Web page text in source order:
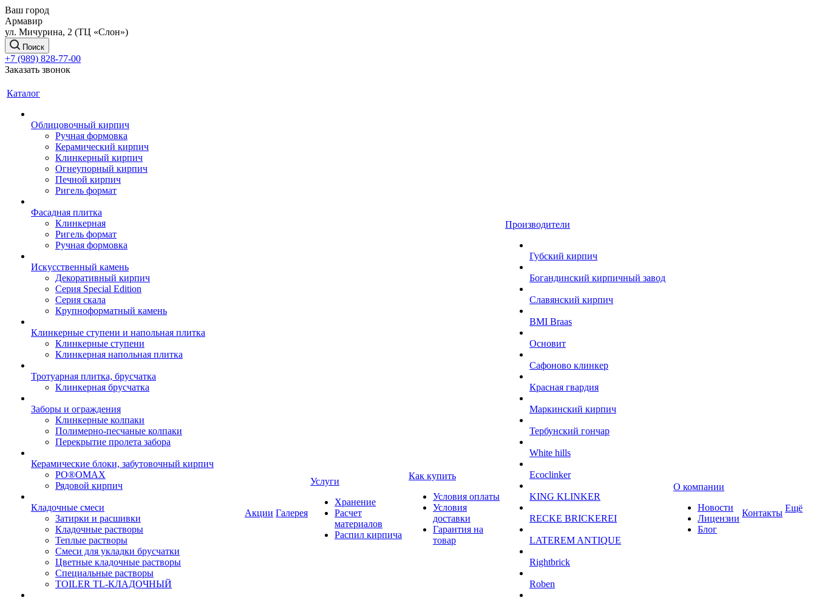
Ваш город
Армавир
ул. Мичурина, 2 (ТЦ «Слон»)
Поиск
+7 (989) 828-77-00
Заказать звонок
Каталог
Облицовочный кирпич
Ручная формовка
Керамический кирпич
Клинкерный кирпич
Огнеупорный кирпич
Печной кирпич
Ригель формат
Фасадная плитка
Клинкерная
Ригель формат
Ручная формовка
Искусственный камень
Декоративный кирпич
Серия Special Edition
Серия скала
Крупноформатный камень
Клинкерные ступени и напольная плитка
Клинкерные ступени
Клинкерная напольная плитка
Тротуарная плитка, брусчатка
Клинкерная брусчатка
Заборы и ограждения
Клинкерные колпаки
Полимерно-песчаные колпаки
Перекрытие пролета забора
Керамические блоки, забутовочный кирпич
PO®OMAX
Рядовой кирпич
Кладочные смеси
Затирки и расшивки
Кладочные растворы
Теплые растворы
Смеси для укладки брусчатки
Цветные кладочные растворы
Специальные растворы
TOILER TL-КЛАДОЧНЫЙ
Акции Галерея
Услуги
Хранение
Расчет
материалов
Распил кирпича
Как купить
Условия оплаты
Условия
доставки
Гарантия на
товар
Производители
Губский кирпич
Богандинский кирпичный завод
Славянский кирпич
BMI Braas
Основит
Сафоново клинкер
Красная гвардия
Маркинский кирпич
Тербунский гончар
White hills
Ecoclinker
KING KLINKER
RECKE BRICKEREI
LATEREM ANTIQUE
Rightbrick
Roben
О компании
Новости
Лицензии
Блог
Контакты Ещё